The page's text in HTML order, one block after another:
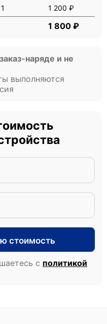
1 1 200 ₽
1 800 ₽
наряде и не
выполняются
стоимость
с политикой